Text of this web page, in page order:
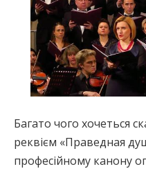
Багато чого хочеться
реквієм «Праведная
професійному канону